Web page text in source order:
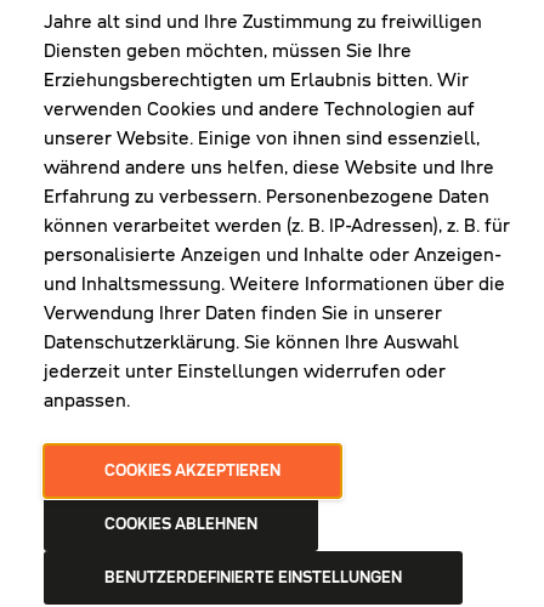
Jahre alt sind und Ihre Zustimmung zu freiwilligen
Diensten geben möchten, müssen Sie Ihre
Erziehungsberechtigten um Erlaubnis bitten. Wir
verwenden Cookies und andere Technologien auf
unserer Website. Einige von ihnen sind essenziell,
während andere uns helfen, diese Website und Ihre
Erfahrung zu verbessern. Personenbezogene Daten
können verarbeitet werden (z. B. IP-Adressen), z. B. für
personalisierte Anzeigen und Inhalte oder Anzeigen-
und Inhaltsmessung. Weitere Informationen über die
Verwendung Ihrer Daten finden Sie in unserer
Datenschutzerklärung. Sie können Ihre Auswahl
jederzeit unter Einstellungen widerrufen oder
anpassen.
COOKIES AKZEPTIEREN
COOKIES ABLEHNEN
BENUTZERDEFINIERTE EINSTELLUNGEN
Shop Diepoldsau
MO-Do: 8:00-12:00 & 13:00-17:30 Uhr
Fr: 8:00-16:00 Uhr
1. Samstag im Monat: 9:00-16:00 Uhr
NEWSLETTER
Erhalte Infos zu aktueller Arbeitskleidung für
deine Firma und unseren Service